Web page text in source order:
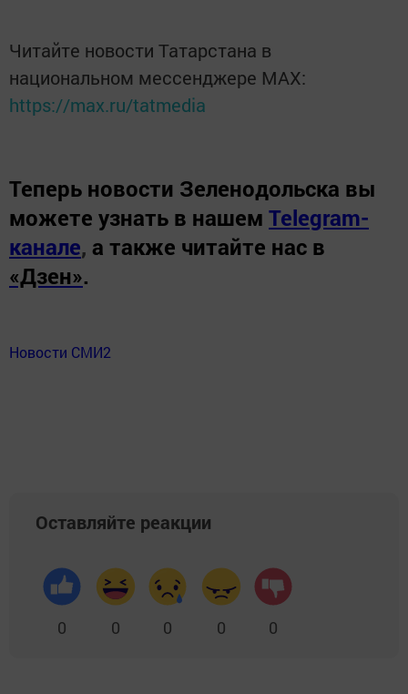
Читайте новости Татарстана в
национальном мессенджере MАХ:
https://max.ru/tatmedia
Теперь новости Зеленодольска вы
можете узнать в нашем Telegram-
канале, а также читайте нас в
«Дзен».
Новости СМИ2
Оставляйте реакции
0 0 0 0 0